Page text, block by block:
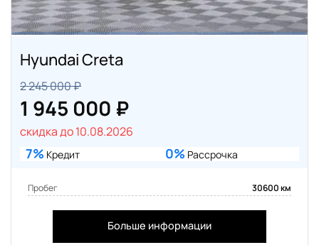
Hyundai Creta
2 245 000 ₽
1 945 000 ₽
скидка до 10.08.2026
7% Кредит 0% Рассрочка
Пробег 30600 км
Больше информации